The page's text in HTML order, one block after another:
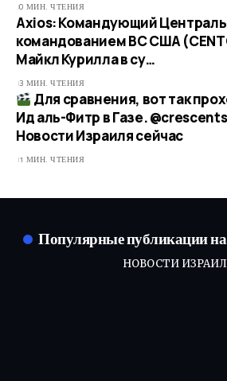
0 МИН. ЧТЕНИЯ
Axios: Командующий
командованием ВС США
Майкл Курилла в су…
3 МИН. ЧТЕНИЯ
Для сравнения, вот так
Ид аль-Фитр в Газе.
Новости Израиля сейчас
1 МИН. ЧТЕНИЯ
Популярные публикации на
НОВОСТИ